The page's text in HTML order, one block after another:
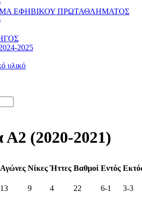
ΕΦΗΒΙΚΟΥ ΠΡΩΤΑΘΛΗΜΑΤΟΣ
2025
υλικό
Α2 (2020-2021)
Αγώνες Νίκες Ήττες Βαθμοί Εντός
13 9 4 22 6-1 3-3